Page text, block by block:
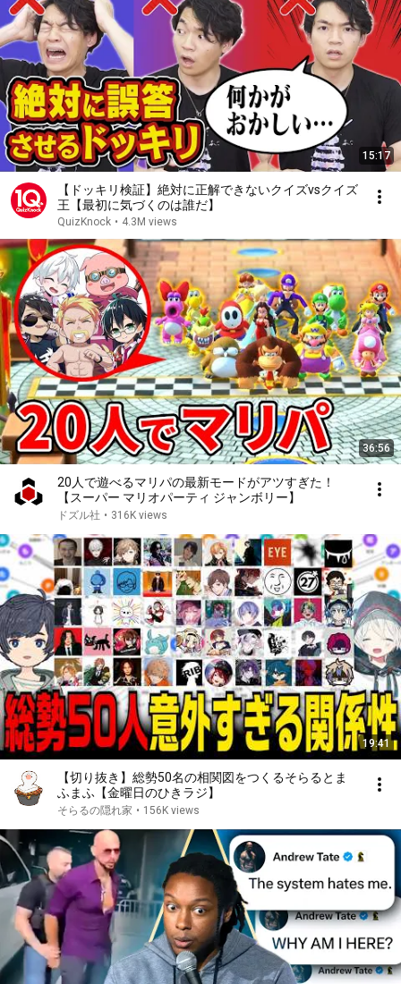
15:17
【ドッキリ検証】絶対に正解できないクイズvsクイズ
王【最初に気づくのは誰だ】
QuizKnock • 4.3M views
36:56
20人で遊べるマリパの最新モードがアツすぎた！
【スーパー マリオパーティ ジャンボリー】
ドズル社 • 316K views
19:41
【切り抜き】総勢50名の相関図をつくるそらるとま
ふまふ【金曜日のひきラジ】
そらるの隠れ家 • 156K views